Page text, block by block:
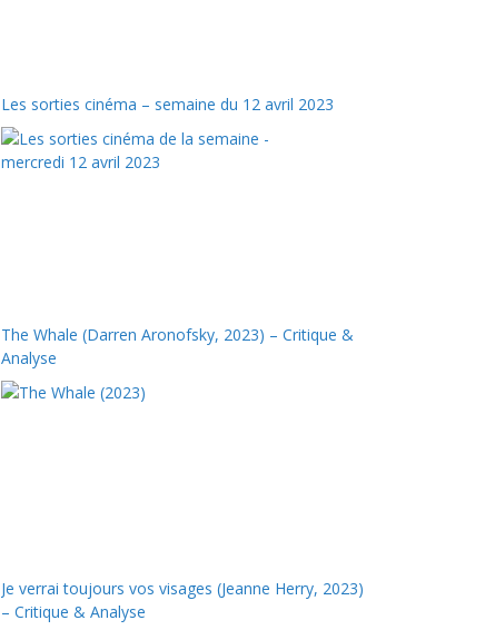
Les sorties cinéma – semaine du 12 avril 2023
The Whale (Darren Aronofsky, 2023) – Critique &
Analyse
Je verrai toujours vos visages (Jeanne Herry, 2023)
– Critique & Analyse